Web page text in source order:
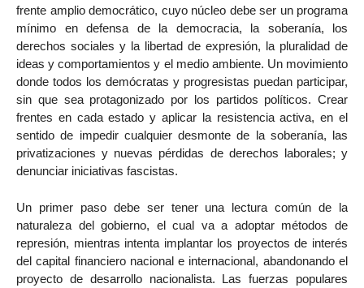
frente amplio democrático, cuyo núcleo debe ser un programa
mínimo en defensa de la democracia, la soberanía, los
derechos sociales y la libertad de expresión, la pluralidad de
ideas y comportamientos y el medio ambiente. Un movimiento
donde todos los demócratas y progresistas puedan participar,
sin que sea protagonizado por los partidos políticos. Crear
frentes en cada estado y aplicar la resistencia activa, en el
sentido de impedir cualquier desmonte de la soberanía, las
privatizaciones y nuevas pérdidas de derechos laborales; y
denunciar iniciativas fascistas.
Un primer paso debe ser tener una lectura común de la
naturaleza del gobierno, el cual va a adoptar métodos de
represión, mientras intenta implantar los proyectos de interés
del capital financiero nacional e internacional, abandonando el
proyecto de desarrollo nacionalista. Las fuerzas populares